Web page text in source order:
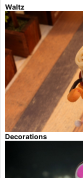
Waltz
Decorations